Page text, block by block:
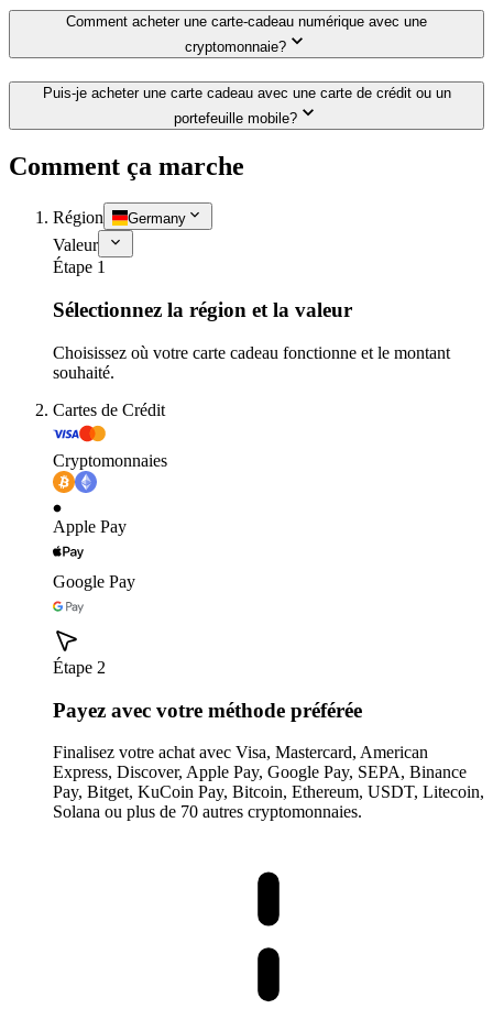
Comment acheter une carte-cadeau numérique avec une
cryptomonnaie?
Puis-je acheter une carte cadeau avec une carte de crédit ou un
portefeuille mobile?
Comment ça marche
Région Germany
Valeur
Étape 1
Sélectionnez la région et la valeur
Choisissez où votre carte cadeau fonctionne et le montant
souhaité.
Cartes de Crédit
Cryptomonnaies
Apple Pay
Google Pay
Étape 2
Payez avec votre méthode préférée
Finalisez votre achat avec Visa, Mastercard, American
Express, Discover, Apple Pay, Google Pay, SEPA, Binance
Pay, Bitget, KuCoin Pay, Bitcoin, Ethereum, USDT, Litecoin,
Solana ou plus de 70 autres cryptomonnaies.